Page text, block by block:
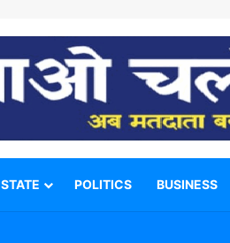
STATE POLITICS BUSINESS